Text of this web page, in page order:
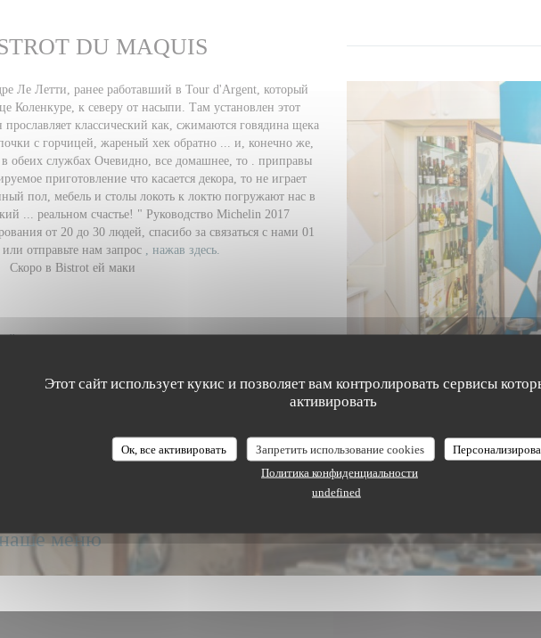
Этот сайт использует кукис и позволяет вам контролировать сервисы
активировать
Ок, все активировать Запретить использование cookies
Политика конфиденциальности
undefined
DU MAQUIS
Ле Летти, ранее работавший в Tour d'Argent, который
Коленкуре, к северу от насыпи. Там установлен этот
классический как, сжимаются говядина щека
с горчицей, жареный хек обратно ... и, конечно же,
в обеих службах Очевидно, все домашнее, то . приправы
приготовление что касается декора, то не играет
пол, мебель и столы локоть к локтю погружают нас в
... реальном счастье! " Руководство Michelin 2017
от 20 до 30 людей, спасибо за связаться с нами 01
или отправьте нам запрос , нажав здесь.
Скоро в Bistrot ей маки
наше меню